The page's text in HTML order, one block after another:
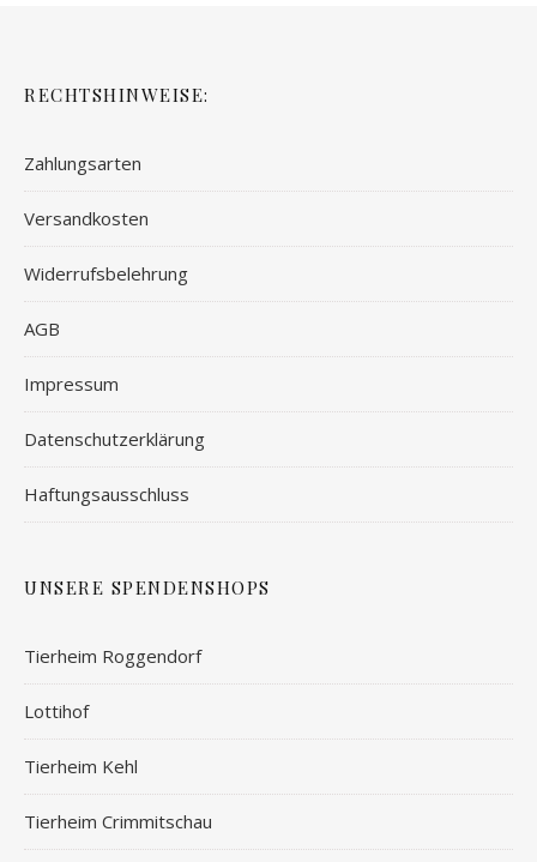
RECHTSHINWEISE:
Zahlungsarten
Versandkosten
Widerrufsbelehrung
AGB
Impressum
Datenschutzerklärung
Haftungsausschluss
UNSERE SPENDENSHOPS
Tierheim Roggendorf
Lottihof
Tierheim Kehl
Tierheim Crimmitschau